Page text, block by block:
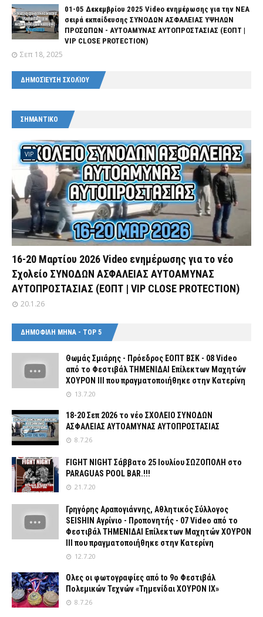
01-05 Δεκεμβρίου 2025 Video ενημέρωσης για την ΝΕΑ
σειρά εκπαίδευσης ΣΥΝΟΔΩΝ ΑΣΦΑΛΕΙΑΣ ΥΨΗΛΩΝ
ΠΡΟΣΩΠΩΝ - ΑΥΤΟΑΜΥΝΑΣ ΑΥΤΟΠΡΟΣΤΑΣΙΑΣ (ΕΟΠΤ |
VIP CLOSE PROTECTION)
Σεπ 18, 2025
ΔΗΜΟΣΊΕΥΣΗ ΣΧΟΛΊΟΥ
ΣΗΜΑΝΤΙΚΟ
VIP
16-20 Μαρτίου 2026 Video ενημέρωσης για το νέο
Σχολείο ΣΥΝΟΔΩΝ ΑΣΦΑΛΕΙΑΣ ΑΥΤΟΑΜΥΝΑΣ
ΑΥΤΟΠΡΟΣΤΑΣΙΑΣ (ΕΟΠΤ | VIP CLOSE PROTECTION)
20.1.26
ΔΗΜΟΦΙΛΗ ΜΗΝΑ - TOP 5
Θωμάς Σμιάρης - Πρόεδρος ΕΟΠΤ ΒΣΚ - 08 Video
από το Φεστιβάλ ΤΗΜΕΝΙΔΑΙ Επίλεκτων Μαχητών
ΧΟΥΡΟΝ ΙΙΙ που πραγματοποιήθηκε στην Κατερίνη
13.7.20
18-20 Σεπ 2026 το νέο ΣΧΟΛΕΙΟ ΣΥΝΟΔΩΝ
ΑΣΦΑΛΕΙΑΣ ΑΥΤΟΑΜΥΝΑΣ ΑΥΤΟΠΡΟΣΤΑΣΙΑΣ
8.7.26
FIGHT NIGHT Σάββατο 25 Ιουλίου ΣΩΖΟΠΟΛΗ στο
PARAGUAS POOL BAR.!!!
21.7.20
Γρηγόρης Αραπογιάννης, Αθλητικός Σύλλογος
SEISHIN Αγρίνιο - Προπονητής - 07 Video από το
Φεστιβάλ ΤΗΜΕΝΙΔΑΙ Επίλεκτων Μαχητών ΧΟΥΡΟΝ
ΙΙΙ που πραγματοποιήθηκε στην Κατερίνη
12.7.20
Ολες οι φωτογραφίες από tο 9ο Φεστιβάλ
Πολεμικών Τεχνών «Τημενίδαι ΧΟΥΡΟΝ ΙΧ»
8.7.26